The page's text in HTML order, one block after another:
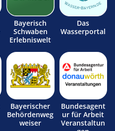
Bayerisch
Schwaben
Erlebniswelt
Das
Wasserportal
Bayerischer
Behördenweg
weiser
Bundesagent
ur für Arbeit
Veranstaltun